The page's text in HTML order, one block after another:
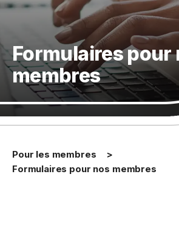
Formulaires pour
membres
Pour les membres
Formulaires pour nos membres